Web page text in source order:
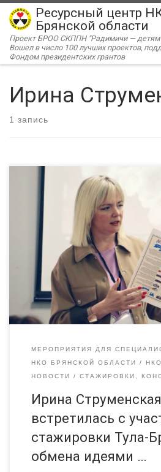
Перейти к содержимому
Ресурсный центр
Брянской области
Проект БРОО СКППН "Радимичи — детям
Вошел в число 100 лучших проектов,
Фондом президентских грантов
Ирина
1 запись
РЦ «Радимичи» организовал ряд
НКО и лидерами проектов для гостей
взаимных стажировок внутри
«Радимичи» — системное
развития институтов гражданского
Фонда президентских грантов.
«Визард») — известный брянский
партнер РЦ […]
МЕРОПРИЯТИЯ ДЛЯ
НКО БРЯНСКОЙ ОБЛАСТИ
НОВОСТИ
СТАЖИРОВКИ,
Ирина Струменская
встретилась с
стажировки Тула-
обмена идеями …